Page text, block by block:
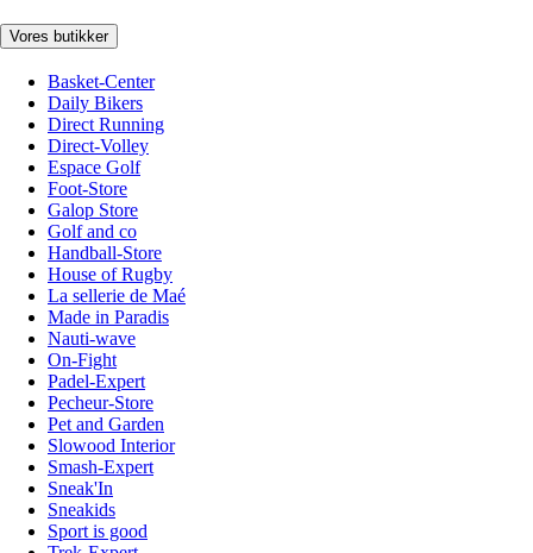
Vores butikker
Basket-Center
Daily Bikers
Direct Running
Direct-Volley
Espace Golf
Foot-Store
Galop Store
Golf and co
Handball-Store
House of Rugby
La sellerie de Maé
Made in Paradis
Nauti-wave
On-Fight
Padel-Expert
Pecheur-Store
Pet and Garden
Slowood Interior
Smash-Expert
Sneak'In
Sneakids
Sport is good